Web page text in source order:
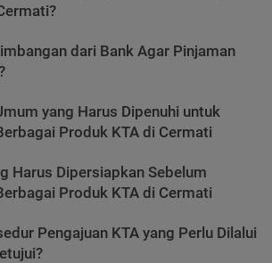
dari Bank Agar Pinjaman
yang Harus Dipenuhi untuk
Produk KTA di Cermati
Harus Dipersiapkan Sebelum
Produk KTA di Cermati
Pengajuan KTA yang Perlu Dilalui